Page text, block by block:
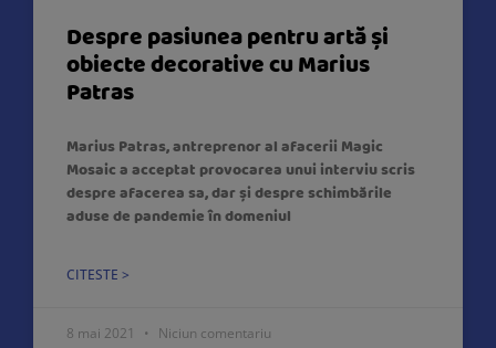
Despre pasiunea pentru artă și
obiecte decorative cu Marius
Patras
Marius Patras, antreprenor al afacerii Magic
Mosaic a acceptat provocarea unui interviu scris
despre afacerea sa, dar și despre schimbările
aduse de pandemie în domeniul
CITESTE >
8 mai 2021 Niciun comentariu